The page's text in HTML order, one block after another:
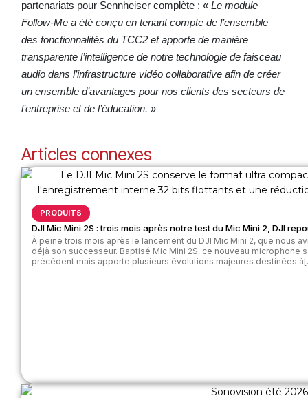
partenariats pour Sennheiser complète : « Le module
Follow-Me a été conçu en tenant compte de l’ensemble
des fonctionnalités du TCC2 et apporte de manière
transparente l’intelligence de notre technologie de faisceau
audio dans l’infrastructure vidéo collaborative afin de créer
un ensemble d’avantages pour nos clients des secteurs de
l’entreprise et de l’éducation. »
Articles connexes
PRODUITS
DJI Mic Mini 2S : trois mois après notre test du Mic Mini 2, DJI
À peine trois mois après le lancement du DJI Mic Mini 2, que nous
déjà son successeur. Baptisé Mic Mini 2S, ce nouveau
précédent mais apporte plusieurs évolutions majeures destinées